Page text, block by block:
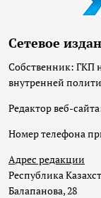
Сетевое
Собственник: ГКП
внутренней
Редактор веб-
Номер телефона
Адрес редакции
Республика
Балапанова, 28